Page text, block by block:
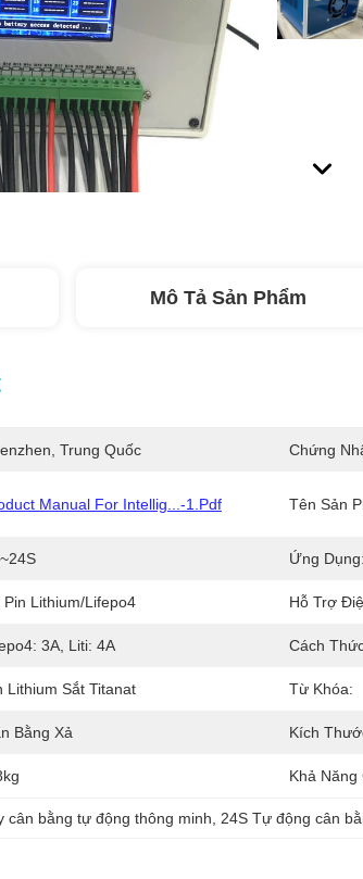
Mô Tả Sản Phẩm
Trung Quốc Chứng
Manual For Intellig...-1.pdf Tên Sản
Ứng Dụng:
Pin Lithium/Lifepo4 Hỗ Trợ
3A, Liti: 4A Cách
Lithium Sắt Titanat Từ Khóa:
Bằng Xả Kích
Khả Năng
cân bằng tự động thông minh 24S Tự động cân